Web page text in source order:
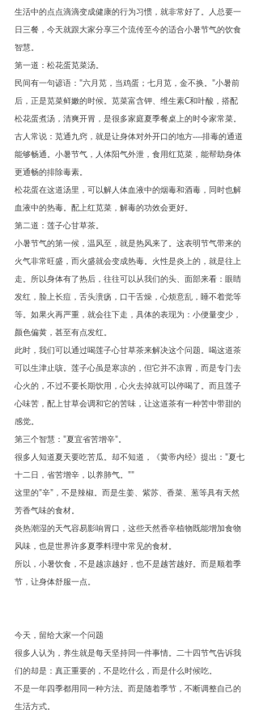
生活中的点点滴滴变成健康的行为习惯，就非常好了。人总要一
日三餐，今天就跟大家分享三个流传至今的适合小暑节气的饮食
智慧。
第一道：松花蛋苋菜汤。
民间有一句谚语："六月苋，当鸡蛋；七月苋，金不换。"小暑前
后，正是苋菜鲜嫩的时候。苋菜富含钾、维生素C和叶酸，搭配
松花蛋煮汤，清爽开胃，是很多家庭夏季餐桌上的时令家常菜。
古人常说：苋通九窍，就是让身体对外开口的地方----排毒的通道
能够畅通。小暑节气，人体阳气外泄，食用红苋菜，能帮助身体
更通畅的排除毒素。
松花蛋在这道汤里，可以解人体血液中的烟毒和酒毒，同时也解
血液中的热毒。配上红苋菜，解毒的功效会更好。
第二道：莲子心甘草茶。
小暑节气的第一候，温风至，就是热风来了。这表明节气带来的
火气非常旺盛，而火盛就会变成热毒。火性是炎上的，就是往上
走。所以身体有了热后，往往可以从我们的头、面部来看：眼睛
发红，脸上长痘，舌头溃疡，口干舌燥，心烦意乱，睡不着觉等
等。如果火再严重，就会往下走，具体的表现为：小便量变少，
颜色偏黄，甚至有点发红。
此时，我们可以通过喝莲子心甘草茶来解决这个问题。喝这道茶
可以生津止咳。莲子心虽是寒凉的，但它并不凉胃，而是专门去
心火的，不过不要长期饮用，心火去掉就可以停喝了。而且莲子
心味苦，配上甘草会调和它的苦味，让这道茶有一种苦中带甜的
感觉。
第三个智慧："夏宜省苦增辛"。
很多人知道夏天要吃苦瓜。却不知道，《黄帝内经》提出："夏七
十二日，省苦增辛，以养肺气。""
这里的"辛"，不是辣椒。而是生姜、紫苏、香菜、葱等具有天然
芳香气味的食材。
炎热潮湿的天气容易影响胃口，这些天然香辛植物既能增加食物
风味，也是世界许多夏季料理中常见的食材。
所以，小暑饮食，不是越凉越好，也不是越苦越好。而是顺着季
节，让身体舒服一点。
今天，留给大家一个问题
很多人认为，养生就是每天坚持同一件事情。二十四节气告诉我
们的却是：真正重要的，不是吃什么，而是什么时候吃。
不是一年四季都用同一种方法。而是随着季节，不断调整自己的
生活方式。